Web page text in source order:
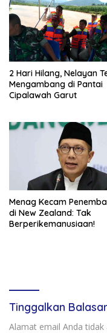
2 Hari Hilang, Nelayan
Mengambang di Pantai
Cipalawah Garut
Menag Kecam
di New Zealand: Tak
Berperikemanusiaan!
Tinggalkan
Alamat email Anda tidak